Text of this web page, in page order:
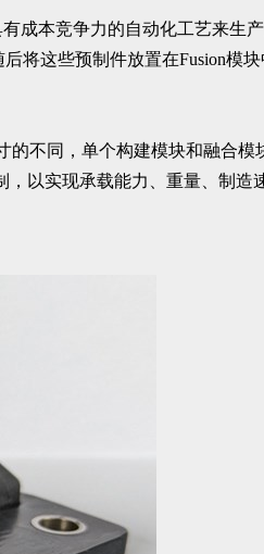
成本竞争力的自动化工艺来生
将这些预制件放置在Fusion模
的不同，单个构建模块和融合模
以实现承载能力、重量、制造